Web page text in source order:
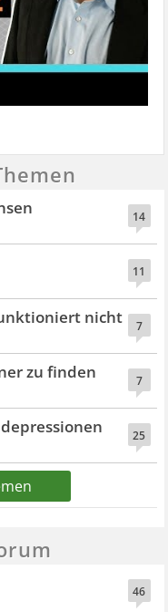
14
11
7
nicht
7
zu finden
25
46